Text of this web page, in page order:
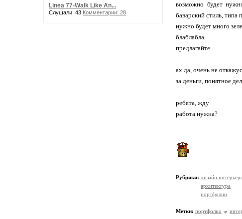
Linea 77-Walk Like An...
Слушали: 43 Комментарии: 28
возможно будет
баварский стиль, типа
нужно будет много
блаблабла
предлагайте
ах да, очень не
за деньги, понятное
ребята, жду
работа нужна?
Рубрики: дизайн
архитектура
портфолио
Метки: портфолио